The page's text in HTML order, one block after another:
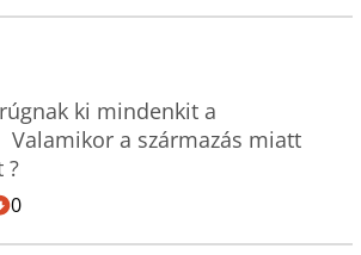
ki mindenkit a
Valamikor a származás miatt
?
0